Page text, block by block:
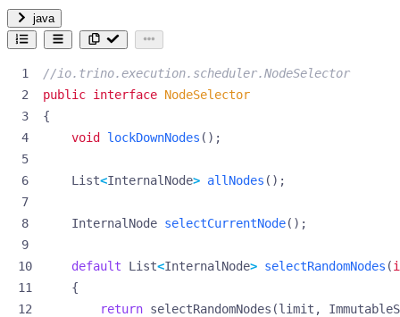
java
//io.trino.execution.scheduler.NodeSelector
public interface NodeSelector
{
void
lockDownNodes ();
List<InternalNode> allNodes ();
InternalNode selectCurrentNode();
default List<InternalNode> selectRandomNodes (
{
return selectRandomNodes (limit ,